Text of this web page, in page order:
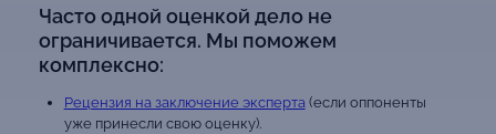
Часто одной оценкой дело не
ограничивается. Мы поможем
комплексно:
Рецензия на заключение эксперта(если оппоненты
уже принесли свою оценку).